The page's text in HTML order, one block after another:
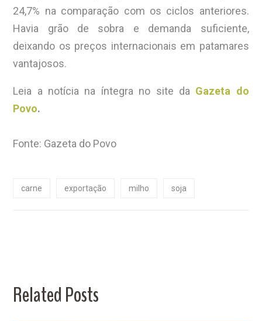
24,7% na comparação com os ciclos anteriores.
Havia grão de sobra e demanda suficiente,
deixando os preços internacionais em patamares
vantajosos.
Leia a notícia na íntegra no site da Gazeta do
Povo.
Fonte: Gazeta do Povo
carne exportação milho soja
Related Posts